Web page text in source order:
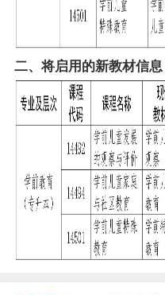
二、将启用的新教材信息